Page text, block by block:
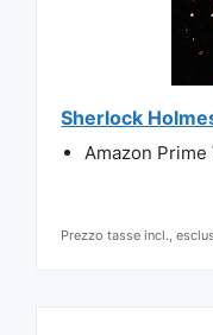
Sherlock
Amazon
Prezzo tasse incl.,